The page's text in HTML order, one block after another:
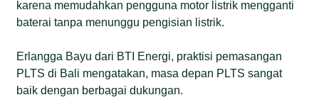
karena memudahkan pengguna motor listrik mengganti
baterai tanpa menunggu pengisian listrik.
Erlangga Bayu dari BTI Energi, praktisi pemasangan
PLTS di Bali mengatakan, masa depan PLTS sangat
baik dengan berbagai dukungan.